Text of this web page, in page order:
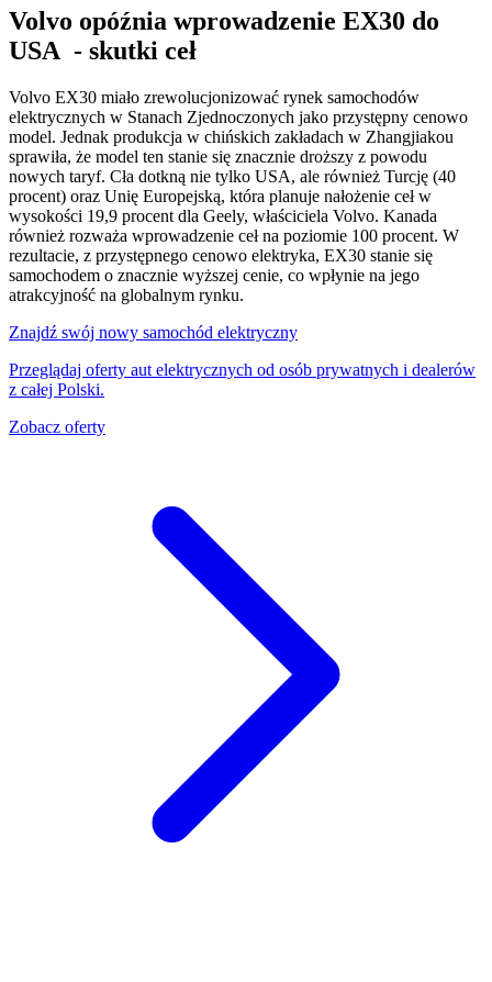
Volvo opóźnia wprowadzenie EX30 do
USA - skutki ceł
Volvo EX30 miało zrewolucjonizować rynek samochodów
elektrycznych w Stanach Zjednoczonych jako przystępny cenowo
model. Jednak produkcja w chińskich zakładach w Zhangjiakou
sprawiła, że model ten stanie się znacznie droższy z powodu
nowych taryf. Cła dotkną nie tylko USA, ale również Turcję (40
procent) oraz Unię Europejską, która planuje nałożenie ceł w
wysokości 19,9 procent dla Geely, właściciela Volvo. Kanada
również rozważa wprowadzenie ceł na poziomie 100 procent. W
rezultacie, z przystępnego cenowo elektryka, EX30 stanie się
samochodem o znacznie wyższej cenie, co wpłynie na jego
atrakcyjność na globalnym rynku.
Znajdź swój nowy samochód elektryczny
Przeglądaj oferty aut elektrycznych od osób prywatnych i dealerów
z całej Polski.
Zobacz oferty